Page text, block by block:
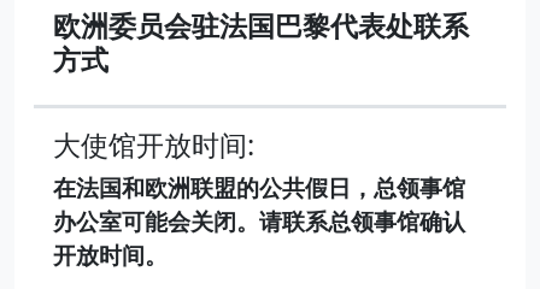
欧洲委员会驻法国巴黎代表处联系
方式
大使馆开放时间:
在法国和欧洲联盟的公共假日，总领事馆
办公室可能会关闭。请联系总领事馆确认
开放时间。